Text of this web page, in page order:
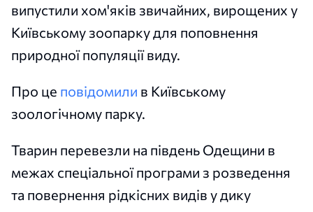
випустили хом'яків звичайних, вирощених у
Київському зоопарку для поповнення
природної популяції виду.
Про це повідомили в Київському
зоологічному парку.
Тварин перевезли на південь Одещини в
межах спеціальної програми з розведення
та повернення рідкісних видів у дику